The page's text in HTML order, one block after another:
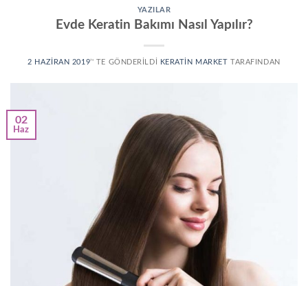
YAZILAR
Evde Keratin Bakımı Nasıl Yapılır?
2 HAZIRAN 2019’' TE GÖNDERILDI KERATIN MARKET TARAFINDAN
02
Haz